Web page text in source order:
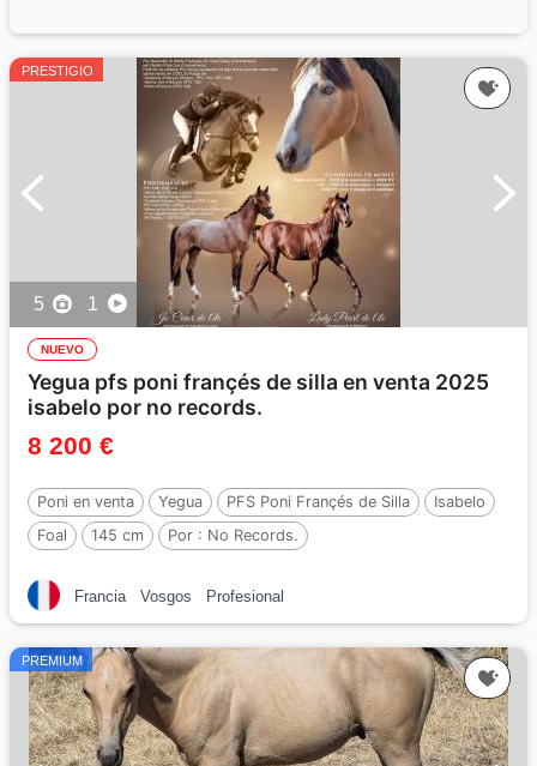
PRESTIGIO
5 1
NUEVO
Yegua pfs poni françés de silla en venta 2025
isabelo por no records.
8 200 €
Poni en venta Yegua PFS Poni Françés de Silla
Isabelo
Foal
145 cm Por : No Records.
Francia Vosgos Profesional
PREMIUM